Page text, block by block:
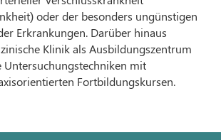
oder der besonders ungünstigen
Erkrankungen. Darüber hinaus
Klinik als Ausbildungszentrum
mit
Fortbildungskursen.